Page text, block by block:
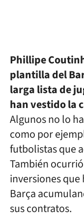
Phillipe
plantilla del
larga lista de
han vestido la
Algunos no lo
como por
futbolistas que
También
inversiones
Barça
sus contratos.